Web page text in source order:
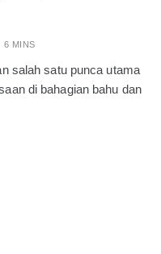
6 MINS
salah satu punca utama
di bahagian bahu dan